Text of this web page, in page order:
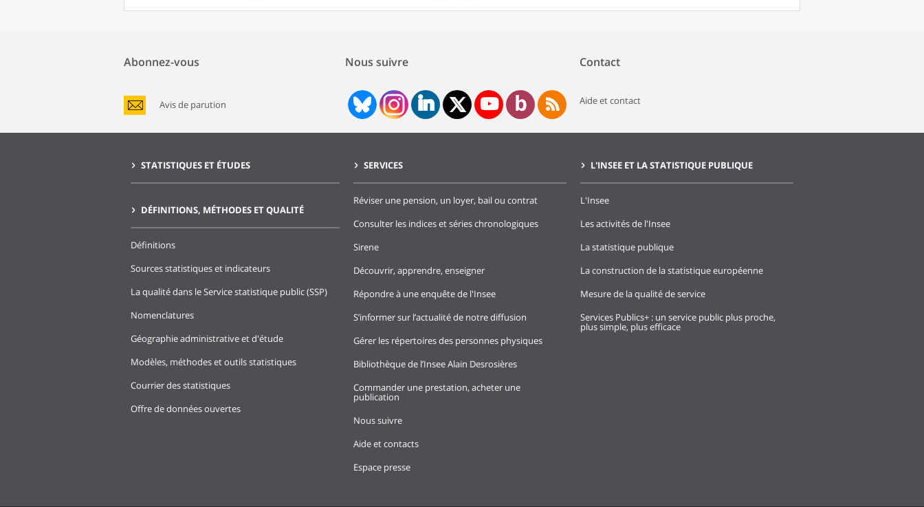
Abonnez-vous
Avis de parution
Nous suivre Contact
Aide et contact
STATISTIQUES ET ÉTUDES
DÉFINITIONS, MÉTHODES ET QUALITÉ
Définitions
Sources statistiques et indicateurs
La qualité dans le Service statistique public (SSP)
Nomenclatures
Géographie administrative et d'étude
Modèles, méthodes et outils statistiques
Courrier des statistiques
Offre de données ouvertes
SERVICES
Réviser une pension, un loyer, bail ou contrat
Consulter les indices et séries chronologiques
Sirene
Découvrir, apprendre, enseigner
Répondre à une enquête de l'Insee
S’informer sur l’actualité de notre diffusion
Gérer les répertoires des personnes physiques
Bibliothèque de l’Insee Alain Desrosières
Commander une prestation, acheter une
publication
Nous suivre
Aide et contacts
Espace presse
L'INSEE ET LA STATISTIQUE PUBLIQUE
L'Insee
Les activités de l'Insee
La statistique publique
La construction de la statistique européenne
Mesure de la qualité de service
Services Publics+ : un service public plus proche,
plus simple, plus efficace